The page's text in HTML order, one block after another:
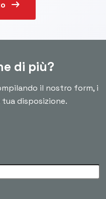
arrow_right_alt
di più?
il nostro form, i
disposizione.